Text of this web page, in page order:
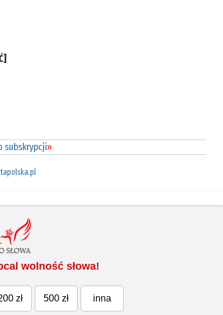
subskrypcji»
wolność słowa!
zł 500 zł inna